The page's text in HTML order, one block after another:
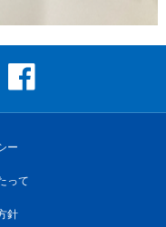
ー
って
針